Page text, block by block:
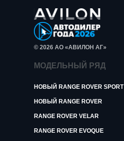
© 2026 АО «АВИЛОН АГ»
МОДЕЛЬНЫЙ РЯД
НОВЫЙ RANGE ROVER SPORT
НОВЫЙ RANGE ROVER
RANGE ROVER VELAR
RANGE ROVER EVOQUE